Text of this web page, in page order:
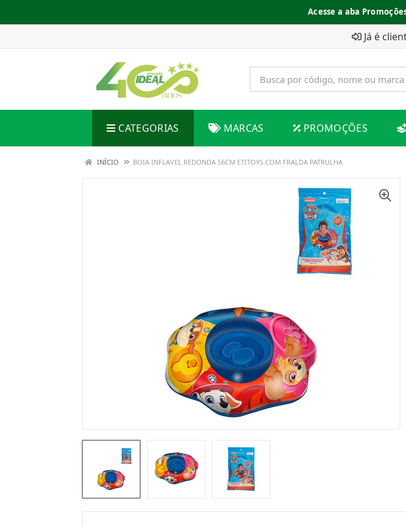
Acesse a aba
Já é
CATEGORIAS MARCAS PROMOÇÕES
INÍCIO BOIA INFLAVEL REDONDA 56CM ETITOYS COM FRALDA PATRULHA